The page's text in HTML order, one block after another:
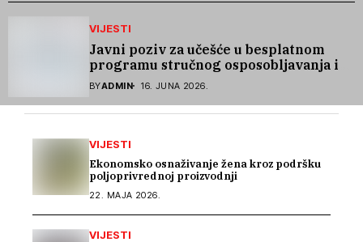
VIJESTI
Javni poziv za učešće u besplatnom
programu stručnog osposobljavanja i
podrške pri zapošljavanju
BYADMIN 16. JUNA 2026.
VIJESTI
Ekonomsko osnaživanje žena kroz podršku
poljoprivrednoj proizvodnji
22. MAJA 2026.
VIJESTI